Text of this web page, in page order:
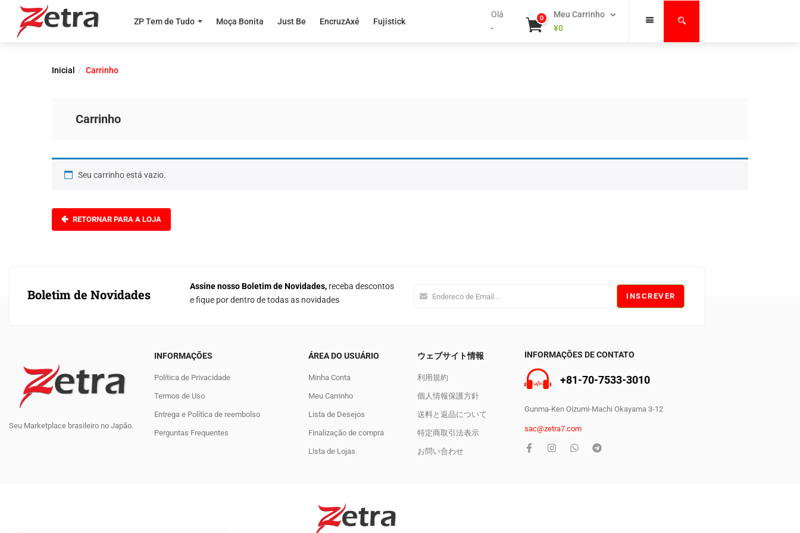
ZP Tem de Tudo Moça Bonita Just Be EncruzAxé Fujistick
Olá
-
Meu Carrinho
0
¥0
Inicial Carrinho
Carrinho
Seu carrinho está vazio.
RETORNAR PARA A LOJA
Boletim de Novidades
Assine nosso Boletim de Novidades, receba descontos
e fique por dentro de todas as novidades
INSCREVER
Seu Marketplace brasileiro no Japão.
INFORMAÇÕES
Política de Privacidade
Termos de Uso
Entrega e Política de reembolso
Perguntas Frequentes
ÁREA DO USUÁRIO
Minha Conta
Meu Carrinho
Lista de Desejos
Finalização de compra
Lista de Lojas
ウェブサイト情報
利用規約
個人情報保護方針
送料と返品について
特定商取引法表示
お問い合わせ
INFORMAÇÕES DE CONTATO
+81-70-7533-3010
Gunma-Ken Oizumi-Machi Okayama 3-12
sac@zetra7.com